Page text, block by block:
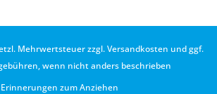
Mehrwertsteuer zzgl.Versandkosten und ggf.
wenn nicht anders beschrieben
Erinnerungen zum Anziehen